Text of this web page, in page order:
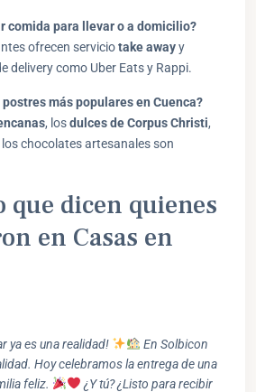
comida para llevar o a domicilio?
ofrecen serviciotake awayy
delivery como Uber Eats y Rappi.
más populares en Cuenca?
, losdulces de Corpus Christi,
los chocolates artesanales son
que dicen quienes
en Casas en
ya es una realidad!
En Solbicon
Hoy celebramos la entrega de una
feliz.
¿Y tú? ¿Listo para recibir